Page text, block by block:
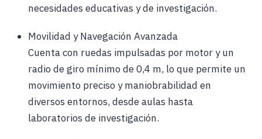
necesidades educativas y de investigación.
Movilidad y Navegación Avanzada
Cuenta con ruedas impulsadas por motor y un
radio de giro mínimo de 0,4 m, lo que permite un
movimiento preciso y maniobrabilidad en
diversos entornos, desde aulas hasta
laboratorios de investigación.